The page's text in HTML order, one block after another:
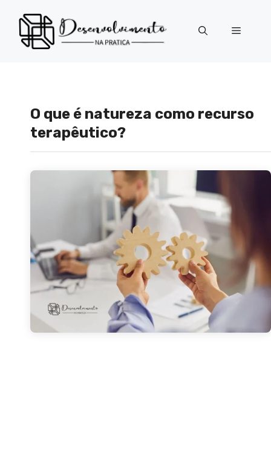
para
conteúdo
Menu
O que é natureza como recurso
terapêutico?